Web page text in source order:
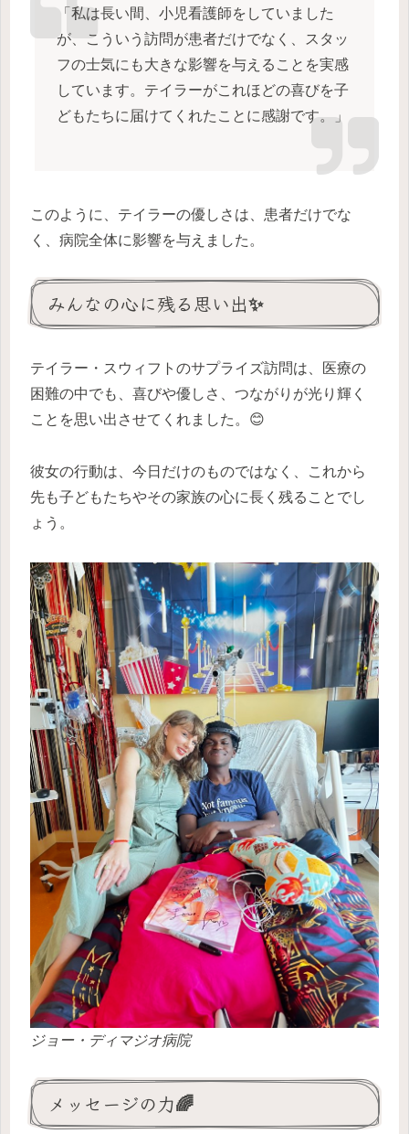
「私は長い間、小児看護師をしていました
が、こういう訪問が患者だけでなく、スタッ
フの士気にも大きな影響を与えることを実感
しています。テイラーがこれほどの喜びを子
どもたちに届けてくれたことに感謝です。」
このように、テイラーの優しさは、患者だけでな
く、病院全体に影響を与えました。
みんなの心に残る思い出✨
テイラー・スウィフトのサプライズ訪問は、医療の
困難の中でも、喜びや優しさ、つながりが光り輝く
ことを思い出させてくれました。😊
彼女の行動は、今日だけのものではなく、これから
先も子どもたちやその家族の心に長く残ることでし
ょう。
ジョー・ディマジオ病院
メッセージの力🌈